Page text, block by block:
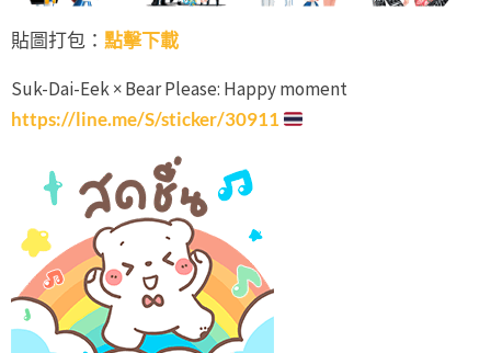
貼圖打包： 點擊下載
Suk-Dai-Eek × Bear Please: Happy moment
https://line.me/S/sticker/30911